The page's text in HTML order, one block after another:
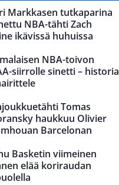
Markkasen tutkaparina
NBA-tähti Zach
ikävissä huhuissa
NBA-toivon
siirrolle sinetti – historia
Tomas
haukkuu Olivier
Barcelonan
Basketin viimeinen
elää koriraudan